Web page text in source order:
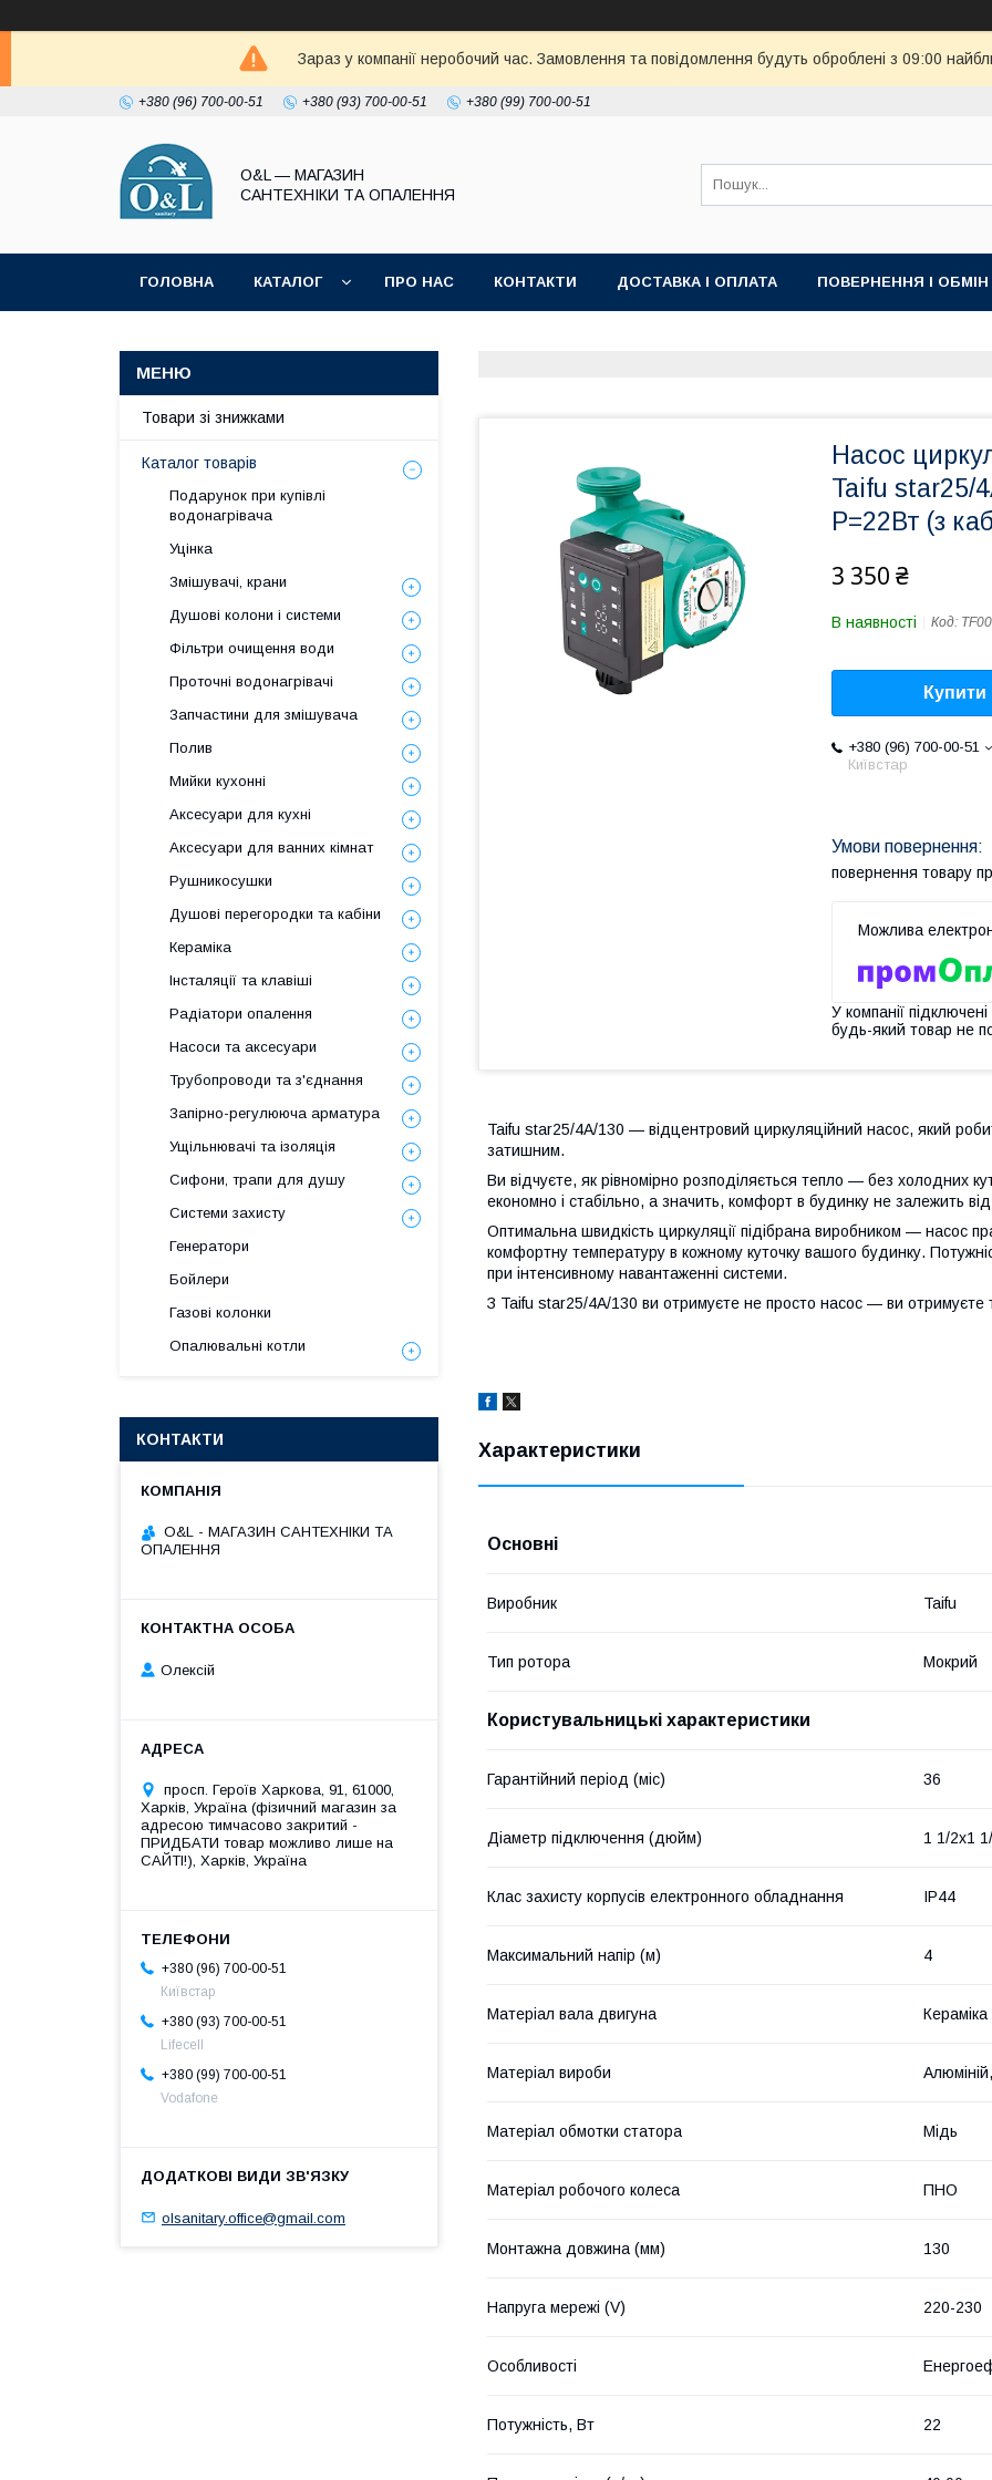
Зараз у компанії неробочий час. Замовлення та повідомлення будуть оброблені з 09:00
+380 (96) 700-00-51 +380 (93) 700-00-51 +380 (99) 700-00-51
O&L — МАГАЗИН
САНТЕХНІКИ ТА ОПАЛЕННЯ
ГОЛОВНА КАТАЛОГ ПРО НАС КОНТАКТИ ДОСТАВКА І ОПЛАТА ПОВЕРНЕННЯ І ОБМІН
Насос
Taifu star25/
P=22Вт (з
3 350 ₴
В наявності Код:
Купити
+380 (96) 700-00-51
Київстар
повернення товару
У компанії
будь-який товар не
Taifu star25/4A/130 — відцентровий циркуляційний насос, який
затишним.
Ви відчуєте, як рівномірно розподіляється тепло — без холодних
економно і стабільно, а значить, комфорт в будинку не залежить
Оптимальна швидкість циркуляції підібрана виробником — насос
комфортну температуру в кожному куточку вашого будинку.
при інтенсивному навантаженні системи.
З Taifu star25/4A/130 ви отримуєте не просто насос — ви
Характеристики
Основні
Виробник Taifu
Тип ротора Мокрий
Користувальницькі характеристики
Гарантійний період (міс) 36
Діаметр підключення (дюйм) 1 1/2x1
Клас захисту корпусів електронного обладнання IP44
Максимальний напір (м) 4
Матеріал вала двигуна Кераміка
Матеріал вироби
Матеріал обмотки статора Мідь
Матеріал робочого колеса ПНО
Монтажна довжина (мм) 130
Напруга мережі (V) 220-230
Особливості
Потужність, Вт 22
Товари зі знижками
Каталог товарів
Подарунок при купівлі
водонагрівача
Уцінка
Змішувачі, крани
Душові колони і системи
Фільтри очищення води
Проточні водонагрівачі
Запчастини для змішувача
Полив
Мийки кухонні
Аксесуари для кухні
Аксесуари для ванних кімнат
Рушникосушки
Душові перегородки та кабіни
Кераміка
Інсталяції та клавіші
Радіатори опалення
Насоси та аксесуари
Трубопроводи та з'єднання
Запірно-регулююча арматура
Ущільнювачі та ізоляція
Сифони, трапи для душу
Системи захисту
Генератори
Бойлери
Газові колонки
Опалювальні котли
КОНТАКТИ
O&L - МАГАЗИН САНТЕХНІКИ ТА
ОПАЛЕННЯ
Олексій
просп. Героїв Харкова, 91, 61000,
Харків, Україна (фізичний магазин за
адресою тимчасово закритий -
ПРИДБАТИ товар можливо лише на
САЙТІ!), Харків, Україна
+380 (96) 700-00-51
Київстар
+380 (93) 700-00-51
Lifecell
+380 (99) 700-00-51
Vodafone
olsanitary.office@gmail.com